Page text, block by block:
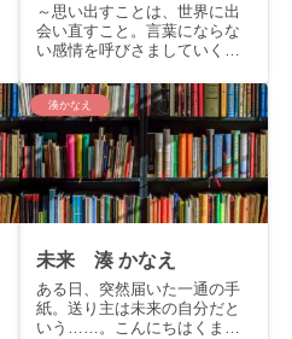
～思い出すことは、世界に出
会い直すこと。言葉にならな
い感情を呼びさましていく傑
まりすです。今回は芥川賞受
賞作、井戸川射子『この世の
喜びよ』をご紹介いたしま
す。story：娘たちが幼い頃、
よく一緒に過ごした近所のシ
ョ...
湊かなえ
未来 湊 かなえ
ある日、突然届いた一通の手
紙。送り主は未来の自分だと
いう……。こんにちはくまり